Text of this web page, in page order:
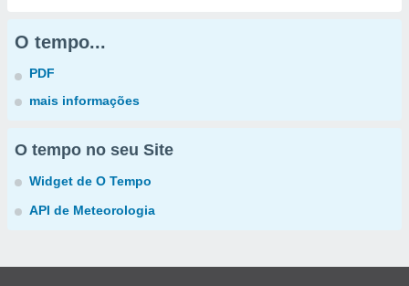
O tempo...
PDF
mais informações
O tempo no seu Site
Widget de O Tempo
API de Meteorologia